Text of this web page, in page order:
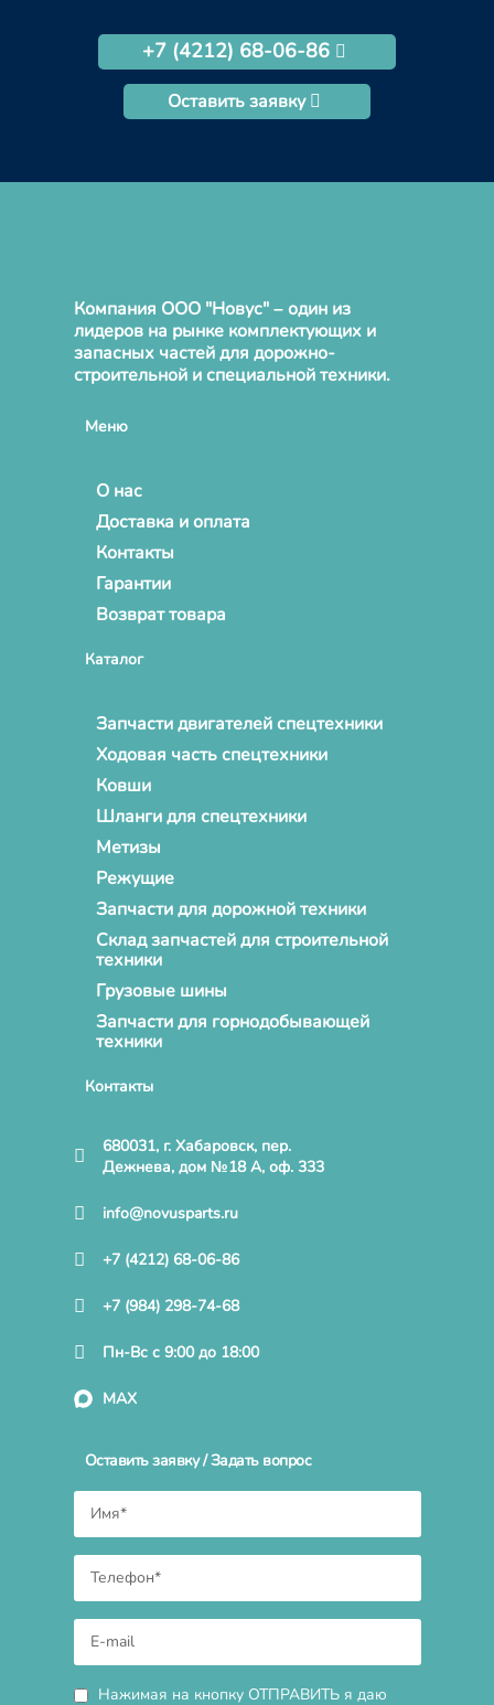
+7 (4212) 68-06-86
Оставить заявку
Компания ООО "Новус" – один из
лидеров на рынке комплектующих и
запасных частей для дорожно-
строительной и специальной техники.
Меню
О нас
Доставка и оплата
Контакты
Гарантии
Возврат товара
Каталог
Запчасти двигателей спецтехники
Ходовая часть спецтехники
Ковши
Шланги для спецтехники
Метизы
Режущие
Запчасти для дорожной техники
Склад запчастей для строительной
техники
Грузовые шины
Запчасти для горнодобывающей
техники
Контакты
680031, г. Хабаровск, пер.
Дежнева, дом №18 А, оф. 333
info@novusparts.ru
+7 (4212) 68-06-86
+7 (984) 298-74-68
Пн-Вс с 9:00 до 18:00
MAX
Оставить заявку / Задать вопрос
Нажимая на кнопку ОТПРАВИТЬ я даю